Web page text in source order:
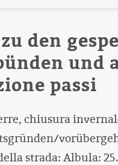
den
und
passi
chiusura
strada: Albula: